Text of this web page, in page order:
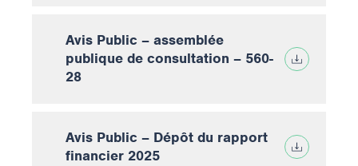
Avis Public – assemblée
publique de consultation – 560-
28
Avis Public – Dépôt du rapport
financier 2025